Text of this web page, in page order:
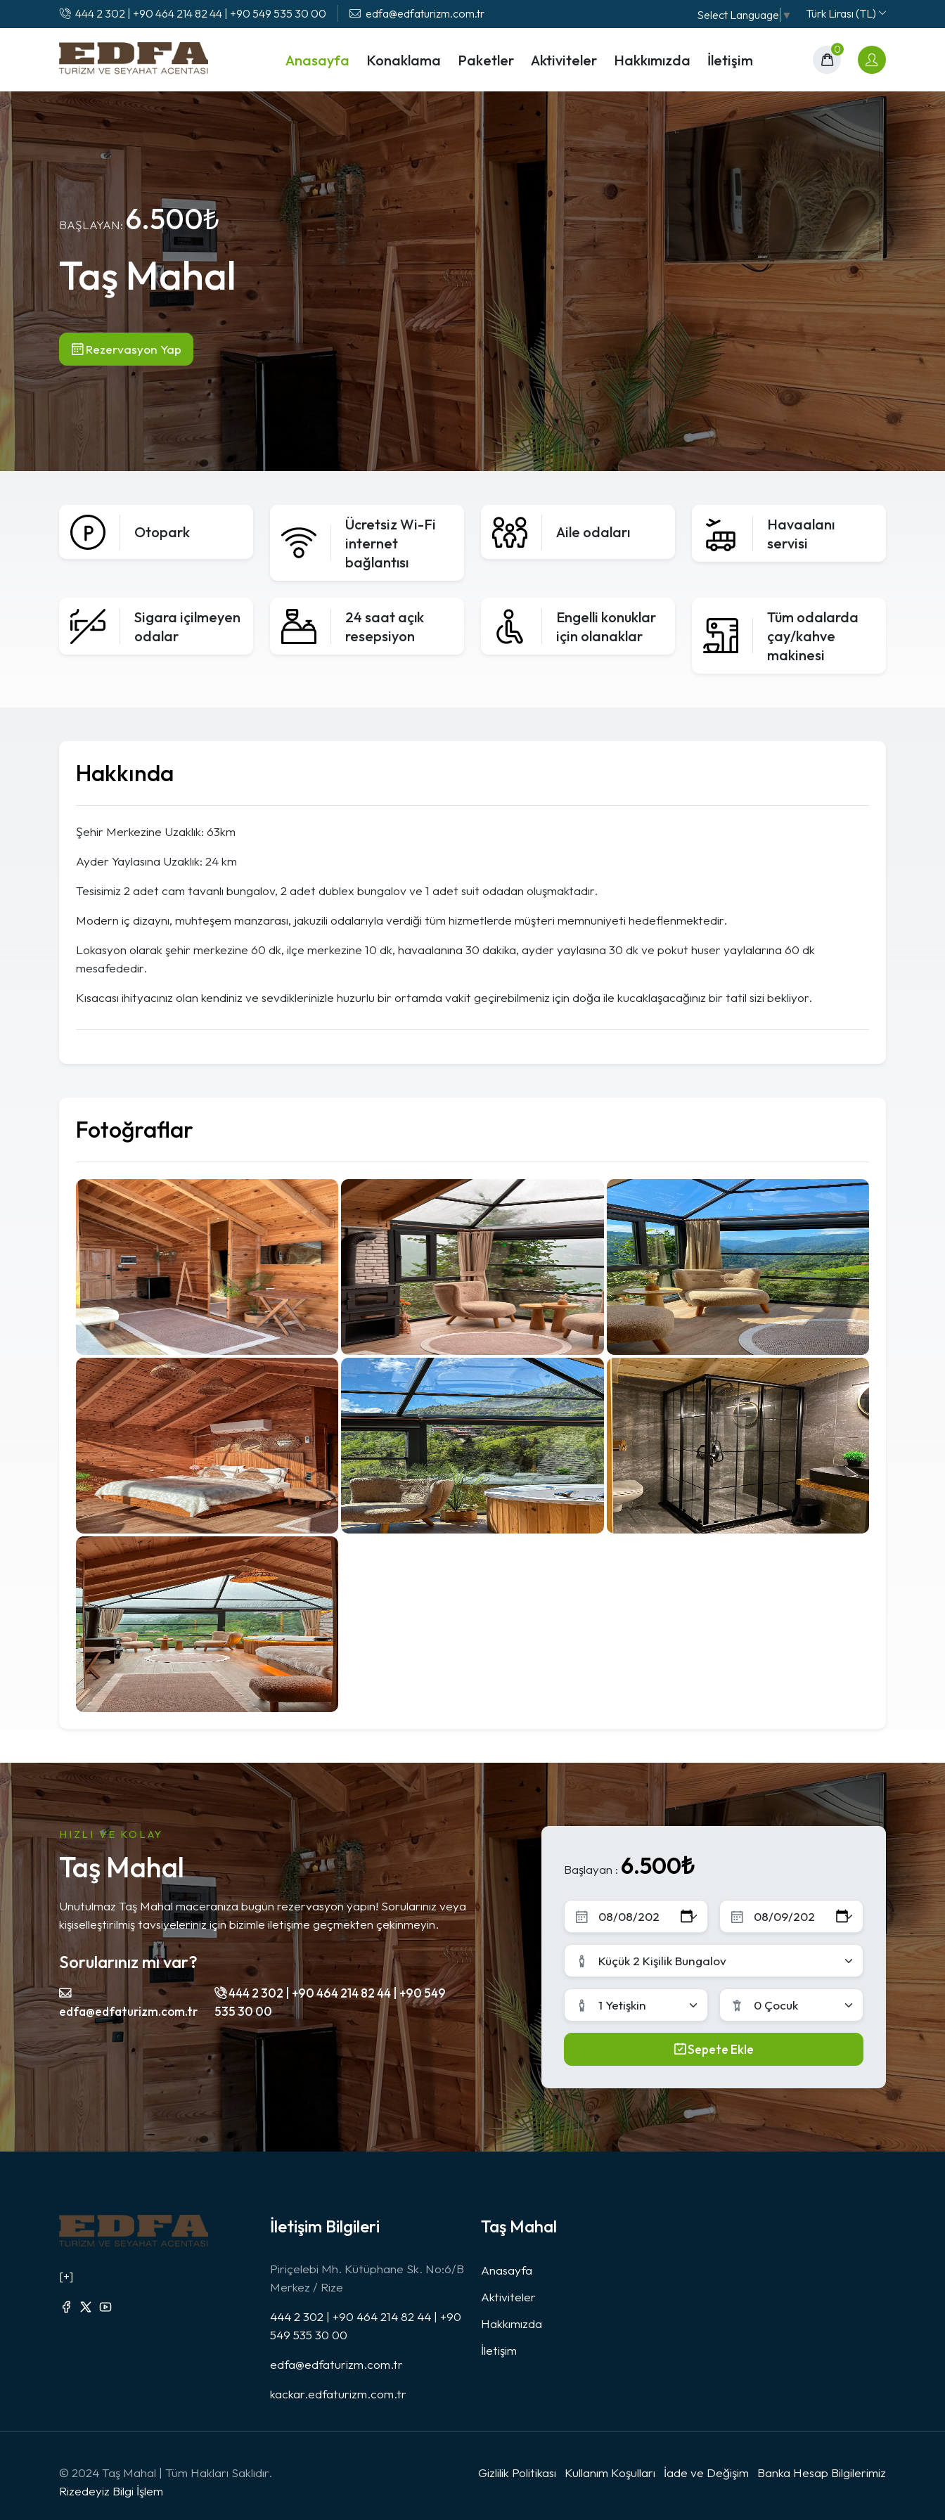
444 2 302 | +90 464 214 82 44 | +90 549 535 30 00 edfa@edfaturizm.com.tr Select Language ▼ Türk Lirası (TL)
Anasayfa Konaklama Paketler Aktiviteler Hakkımızda İletişim
0
BAŞLAYAN: 6.500₺
Taş Mahal
Rezervasyon Yap
Otopark
Ücretsiz Wi-Fi
internet
bağlantısı
Aile odaları
Havaalanı
servisi
Sigara içilmeyen
odalar
24 saat açık
resepsiyon
Engelli konuklar
için olanaklar
Tüm odalarda
çay/kahve
makinesi
Hakkında
Şehir Merkezine Uzaklık: 63km
Ayder Yaylasına Uzaklık: 24 km
Tesisimiz 2 adet cam tavanlı bungalov, 2 adet dublex bungalov ve 1 adet suit odadan oluşmaktadır.
Modern iç dizaynı, muhteşem manzarası, jakuzili odalarıyla verdiği tüm hizmetlerde müşteri memnuniyeti hedeflenmektedir.
Lokasyon olarak şehir merkezine 60 dk, ilçe merkezine 10 dk, havaalanına 30 dakika, ayder yaylasına 30 dk ve pokut huser yaylalarına 60 dk
mesafededir.
Kısacası ihityacınız olan kendiniz ve sevdiklerinizle huzurlu bir ortamda vakit geçirebilmeniz için doğa ile kucaklaşacağınız bir tatil sizi bekliyor.
Fotoğraflar
HIZLI VE KOLAY
Taş Mahal
Unutulmaz Taş Mahal maceranıza bugün rezervasyon yapın! Sorularınız veya
kişiselleştirilmiş tavsiyeleriniz için bizimle iletişime geçmekten çekinmeyin.
Sorularınız mı var?
edfa@edfaturizm.com.tr
444 2 302 | +90 464 214 82 44 | +90 549
535 30 00
Başlayan : 6.500₺
Küçük 2 Kişilik Bungalov
1 Yetişkin 0 Çocuk
Sepete Ekle
[+]
İletişim Bilgileri
Piriçelebi Mh. Kütüphane Sk. No:6/B
Merkez / Rize
444 2 302 | +90 464 214 82 44 | +90
549 535 30 00
edfa@edfaturizm.com.tr
kackar.edfaturizm.com.tr
Taş Mahal
Anasayfa
Aktiviteler
Hakkımızda
İletişim
© 2024 Taş Mahal | Tüm Hakları Saklıdır.
Rizedeyiz Bilgi İşlem
Gizlilik Politikası Kullanım Koşulları İade ve Değişim Banka Hesap Bilgilerimiz